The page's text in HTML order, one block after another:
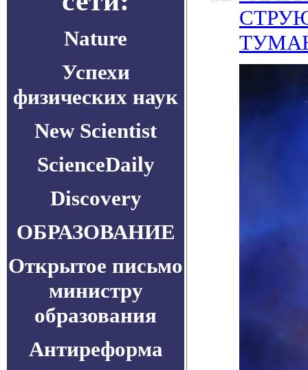
Nature
Успехи
физических наук
New Scientist
ScienceDaily
Discovery
ОБРАЗОВАНИЕ
Открытое письмо
министру
образования
Антиреформа